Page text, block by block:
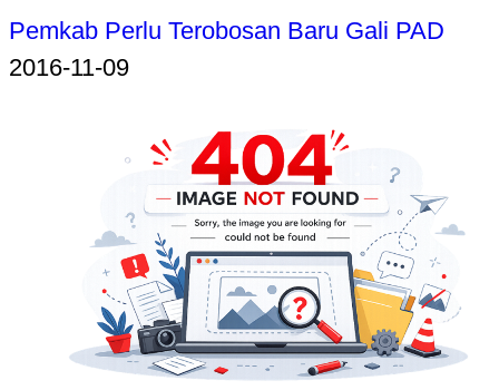
Pemkab Perlu Terobosan Baru Gali PAD
2016-11-09